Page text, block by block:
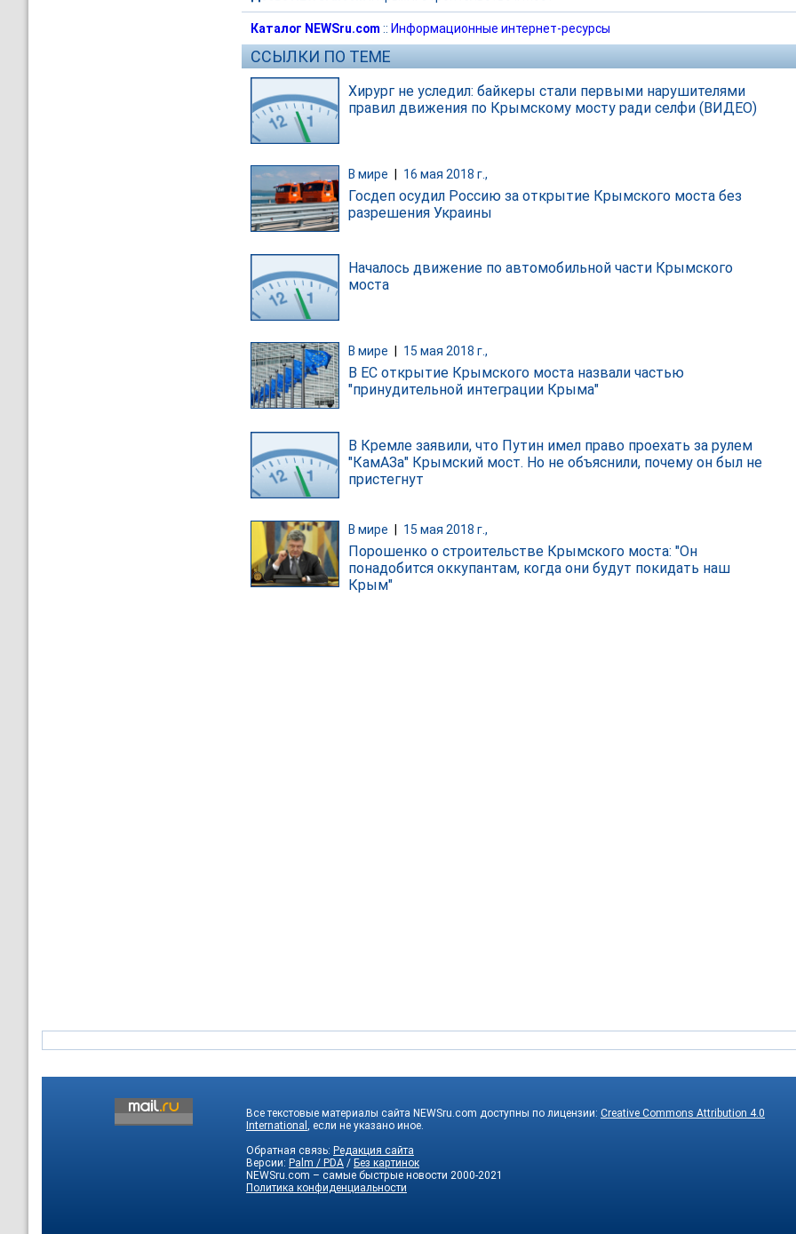
Каталог NEWSru.com :: Информационные интернет-ресурсы
ССЫЛКИ ПО ТЕМЕ
Хирург не уследил: байкеры стали первыми нарушителями
правил движения по Крымскому мосту ради селфи (ВИДЕО)
В мире 16 мая 2018 г.,
Госдеп осудил Россию за открытие Крымского моста без
разрешения Украины
Началось движение по автомобильной части Крымского
моста
В мире 15 мая 2018 г.,
В ЕС открытие Крымского моста назвали частью
"принудительной интеграции Крыма"
В Кремле заявили, что Путин имел право проехать за рулем
"КамАЗа" Крымский мост. Но не объяснили, почему он был не
пристегнут
В мире 15 мая 2018 г.,
Порошенко о строительстве Крымского моста: "Он
понадобится оккупантам, когда они будут покидать наш
Крым"
Все текстовые материалы сайта NEWSru.com доступны по лицензии: Creative Commons Attribution 4.0
International , если не указано иное.
Обратная связь: Редакция сайта
Версии: Palm / PDA / Без картинок
NEWSru.com – самые быстрые новости 2000-2021
Политика конфиденциальности